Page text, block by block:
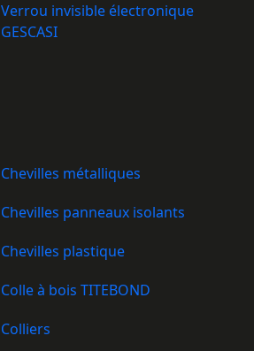
Verrou invisible électronique
GESCASI
Chevilles métalliques
Chevilles panneaux isolants
Chevilles plastique
Colle à bois TITEBOND
Colliers